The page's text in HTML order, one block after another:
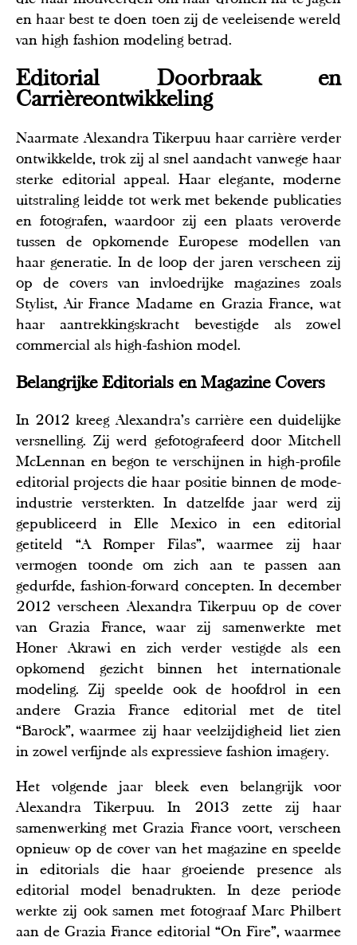
en haar best te doen toen zij de veeleisende wereld
van high fashion modeling betrad.
Editorial Doorbraak en
Carrièreontwikkeling
Naarmate Alexandra Tikerpuu haar carrière verder
ontwikkelde, trok zij al snel aandacht vanwege haar
sterke editorial appeal. Haar elegante, moderne
uitstraling leidde tot werk met bekende publicaties
en fotografen, waardoor zij een plaats veroverde
tussen de opkomende Europese modellen van
haar generatie. In de loop der jaren verscheen zij
op de covers van invloedrijke magazines zoals
Stylist, Air France Madame en Grazia France, wat
haar aantrekkingskracht bevestigde als zowel
commercial als high-fashion model.
Belangrijke Editorials en Magazine Covers
In 2012 kreeg Alexandra’s carrière een duidelijke
versnelling. Zij werd gefotografeerd door Mitchell
McLennan en begon te verschijnen in high-profile
editorial projects die haar positie binnen de mode-
industrie versterkten. In datzelfde jaar werd zij
gepubliceerd in Elle Mexico in een editorial
getiteld “A Romper Filas”, waarmee zij haar
vermogen toonde om zich aan te passen aan
gedurfde, fashion-forward concepten. In december
2012 verscheen Alexandra Tikerpuu op de cover
van Grazia France, waar zij samenwerkte met
Honer Akrawi en zich verder vestigde als een
opkomend gezicht binnen het internationale
modeling. Zij speelde ook de hoofdrol in een
andere Grazia France editorial met de titel
“Barock”, waarmee zij haar veelzijdigheid liet zien
in zowel verfijnde als expressieve fashion imagery.
Het volgende jaar bleek even belangrijk voor
Alexandra Tikerpuu. In 2013 zette zij haar
samenwerking met Grazia France voort, verscheen
opnieuw op de cover van het magazine en speelde
in editorials die haar groeiende presence als
editorial model benadrukten. In deze periode
werkte zij ook samen met fotograaf Marc Philbert
aan de Grazia France editorial “On Fire”, waarmee